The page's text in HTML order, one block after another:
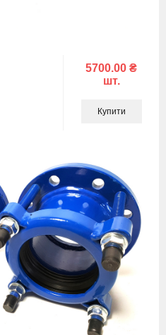
5700.00 ₴
шт.
Купити